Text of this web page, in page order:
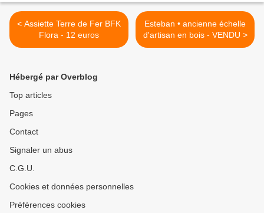
< Assiette Terre de Fer BFK
Flora - 12 euros
Esteban • ancienne échelle
d'artisan en bois - VENDU >
Hébergé par Overblog
Top articles
Pages
Contact
Signaler un abus
C.G.U.
Cookies et données personnelles
Préférences cookies